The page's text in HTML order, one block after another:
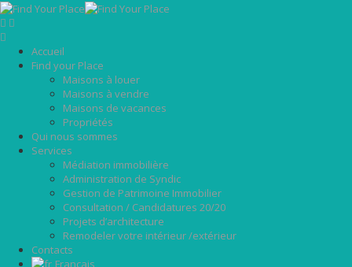
Accueil
Find your Place
Maisons à louer
Maisons à vendre
Maisons de vacances
Propriétés
Qui nous sommes
Services
Médiation immobilière
Administration de Syndic
Gestion de Patrimoine Immobilier
Consultation / Candidatures 20/20
Projets d’architecture
Remodeler votre intérieur /extérieur
Contacts
Français